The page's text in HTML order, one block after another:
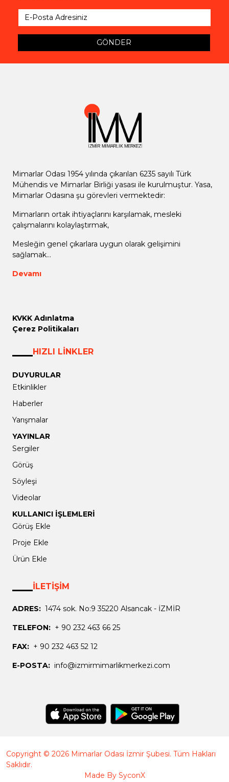
GÖNDER
Mimarlar Odası 1954 yılında çıkarılan 6235 sayılı Türk
Mühendis ve Mimarlar Birliği yasası ile kurulmuştur. Yasa,
Mimarlar Odasına şu görevleri vermektedir:
Mimarların ortak ihtiyaçlarını karşılamak, mesleki
çalışmalarını kolaylaştırmak,
Mesleğin genel çıkarlara uygun olarak gelişimini
sağlamak...
Devamı
KVKK Adınlatma
Çerez Politikaları
HIZLI LİNKLER
DUYURULAR
Etkinlikler
Haberler
Yarışmalar
YAYINLAR
Sergiler
Görüş
Söyleşi
Videolar
KULLANICI İŞLEMLERİ
Görüş Ekle
Proje Ekle
Ürün Ekle
İLETİŞİM
ADRES: 1474 sok. No:9 35220 Alsancak - İZMİR
TELEFON: + 90 232 463 66 25
FAX: + 90 232 463 52 12
E-POSTA: info@izmirmimarlikmerkezi.com
Copyright © 2026 Mimarlar Odası İzmir Şubesi. Tüm Hakları
Saklıdır.
Made By SyconX